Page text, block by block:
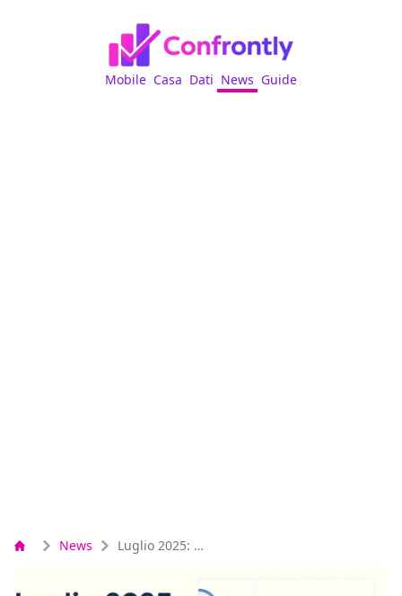
Mobile Casa Dati News Guide
News Luglio 2025: il grande freddo dei prezzi (almeno quelli del mobile)